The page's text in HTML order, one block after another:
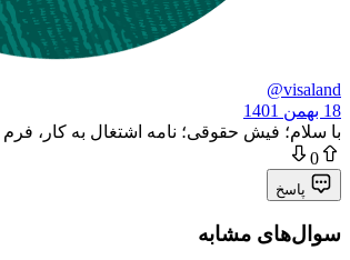
@visaland
18 بهمن 1401
با سلام؛ فیش حقوقی؛ نامه اشتغال به کار،
0
پاسخ
سوال‌های مشابه